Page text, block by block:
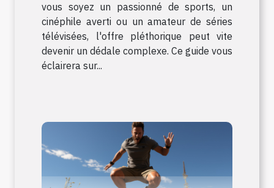
vous soyez un passionné de sports, un
cinéphile averti ou un amateur de séries
télévisées, l'offre pléthorique peut vite
devenir un dédale complexe. Ce guide vous
éclairera sur...